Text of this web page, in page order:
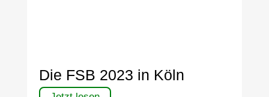
Die FSB 2023 in Köln